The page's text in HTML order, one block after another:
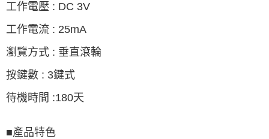
工作電壓 : DC 3V
工作電流 : 25mA
瀏覽方式 : 垂直滾輪
按鍵數 : 3鍵式
待機時間 :180天
■產品特色